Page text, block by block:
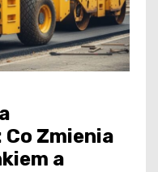
Zmienia
a